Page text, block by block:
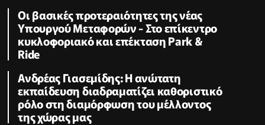
Οι βασικές προτεραιότητες της νέας
Υπουργού Μεταφορών - Στο επίκεντρο
κυκλοφοριακό και επέκταση Park &
Ride
Ανδρέας Γιασεμίδης: Η ανώτατη
εκπαίδευση διαδραματίζει καθοριστικό
ρόλο στη διαμόρφωση του μέλλοντος
της χώρας μας